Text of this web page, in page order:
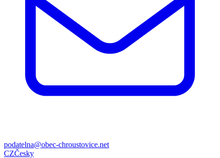
podatelna@obec-chroustovice.net
CZČesky